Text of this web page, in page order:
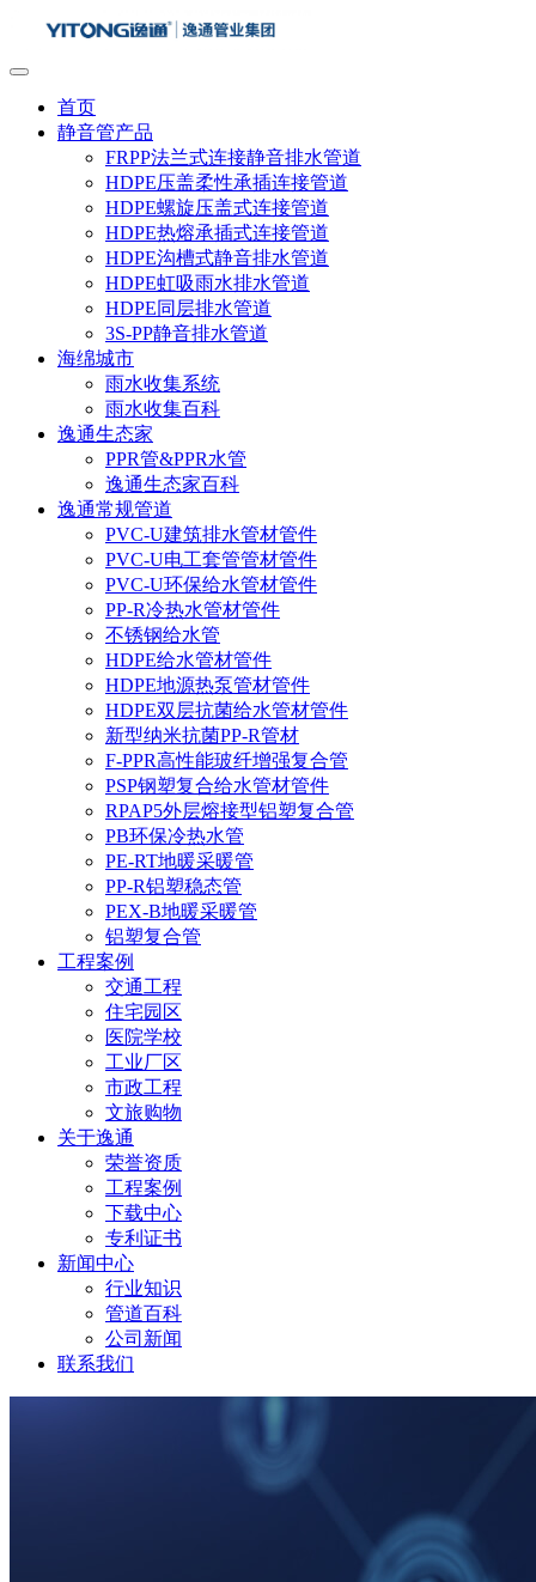
首页
静音管产品
FRPP法兰式连接静音排水管道
HDPE压盖柔性承插连接管道
HDPE螺旋压盖式连接管道
HDPE热熔承插式连接管道
HDPE沟槽式静音排水管道
HDPE虹吸雨水排水管道
HDPE同层排水管道
3S-PP静音排水管道
海绵城市
雨水收集系统
雨水收集百科
逸通生态家
PPR管&PPR水管
逸通生态家百科
逸通常规管道
PVC-U建筑排水管材管件
PVC-U电工套管管材管件
PVC-U环保给水管材管件
PP-R冷热水管材管件
不锈钢给水管
HDPE给水管材管件
HDPE地源热泵管材管件
HDPE双层抗菌给水管材管件
新型纳米抗菌PP-R管材
F-PPR高性能玻纤增强复合管
PSP钢塑复合给水管材管件
RPAP5外层熔接型铝塑复合管
PB环保冷热水管
PE-RT地暖采暖管
PP-R铝塑稳态管
PEX-B地暖采暖管
铝塑复合管
工程案例
交通工程
住宅园区
医院学校
工业厂区
市政工程
文旅购物
关于逸通
荣誉资质
工程案例
下载中心
专利证书
新闻中心
行业知识
管道百科
公司新闻
联系我们